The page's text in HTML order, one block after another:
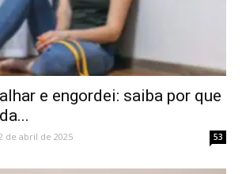
e engordei: saiba por que
de abril de 2025 53